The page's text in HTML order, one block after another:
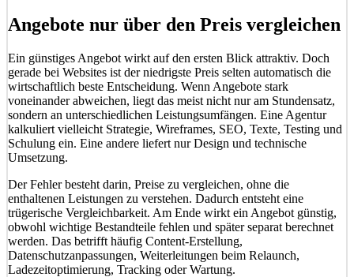
Angebote nur über den Preis vergleichen
Ein günstiges Angebot wirkt auf den ersten Blick attraktiv. Doch
gerade bei Websites ist der niedrigste Preis selten automatisch die
wirtschaftlich beste Entscheidung. Wenn Angebote stark
voneinander abweichen, liegt das meist nicht nur am Stundensatz,
sondern an unterschiedlichen Leistungsumfängen. Eine Agentur
kalkuliert vielleicht Strategie, Wireframes, SEO, Texte, Testing und
Schulung ein. Eine andere liefert nur Design und technische
Umsetzung.
Der Fehler besteht darin, Preise zu vergleichen, ohne die
enthaltenen Leistungen zu verstehen. Dadurch entsteht eine
trügerische Vergleichbarkeit. Am Ende wirkt ein Angebot günstig,
obwohl wichtige Bestandteile fehlen und später separat berechnet
werden. Das betrifft häufig Content-Erstellung,
Datenschutzanpassungen, Weiterleitungen beim Relaunch,
Ladezeitoptimierung, Tracking oder Wartung.